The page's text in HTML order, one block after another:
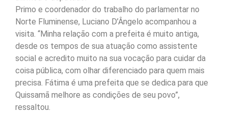
Primo e coordenador do trabalho do parlamentar no
Norte Fluminense, Luciano D’Ângelo acompanhou a
visita. “Minha relação com a prefeita é muito antiga,
desde os tempos de sua atuação como assistente
social e acredito muito na sua vocação para cuidar da
coisa pública, com olhar diferenciado para quem mais
precisa. Fátima é uma prefeita que se dedica para que
Quissamã melhore as condições de seu povo”,
ressaltou.